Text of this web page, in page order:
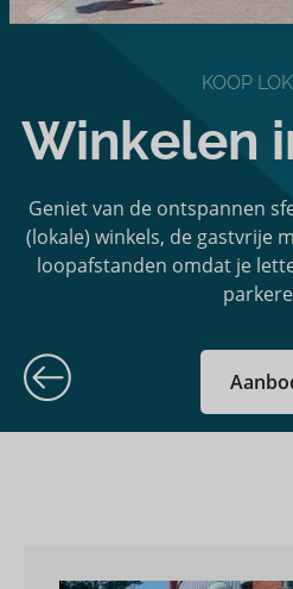
KOOP
Winkelen
Geniet van de ontspannen
(lokale) winkels, de gastvrije
loopafstanden omdat je